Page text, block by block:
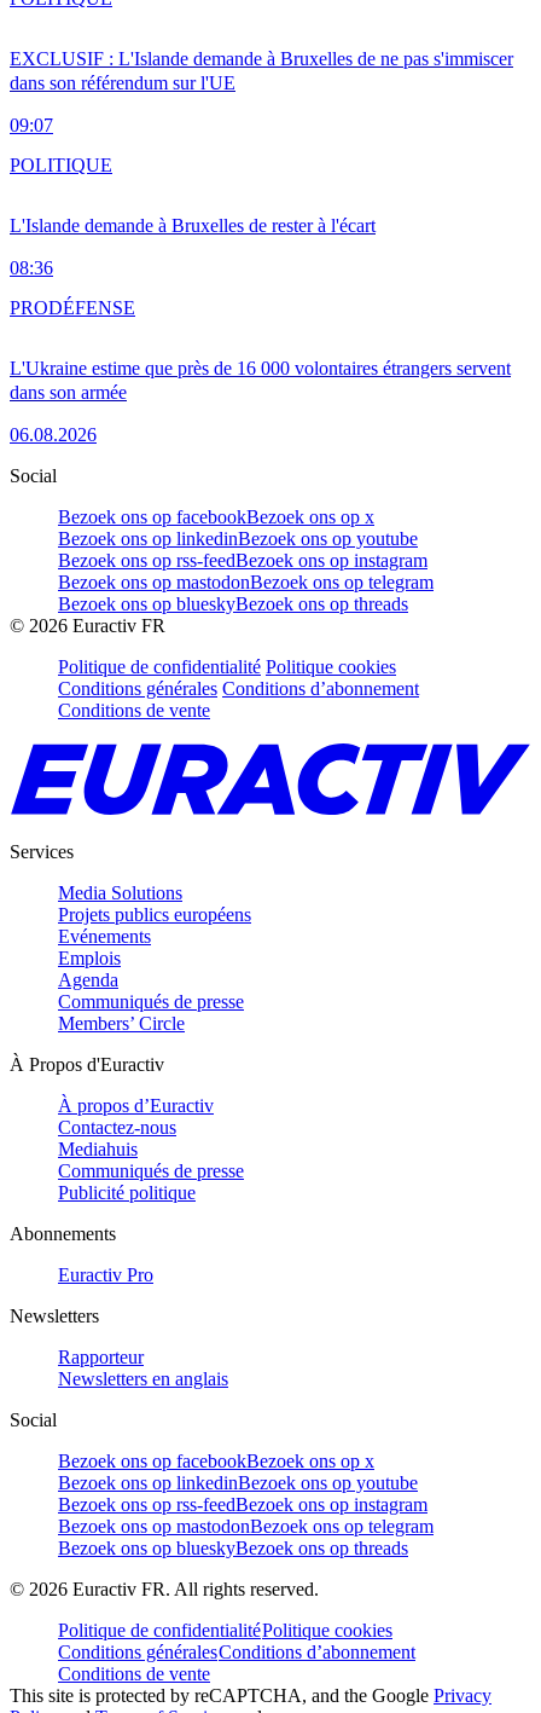
EXCLUSIF : L'Islande demande à Bruxelles de ne pas s'immiscer
dans son référendum sur l'UE
09:07
L'Islande demande à Bruxelles de rester à l'écart
08:36
POLITIQUE
L'Ukraine estime que près de 16 000 volontaires étrangers servent
dans son armée
06.08.2026
PRODÉFENSE
Social
Bezoek ons op facebookBezoek ons op x
Bezoek ons op linkedinBezoek ons op youtube
Bezoek ons op rss-feedBezoek ons op instagram
Bezoek ons op mastodonBezoek ons op telegram
Bezoek ons op blueskyBezoek ons op threads
© 2026 Euractiv FR
Politique de confidentialité Politique cookies
Conditions générales Conditions d’abonnement
Conditions de vente
Services
Media Solutions
Projets publics européens
Evénements
Emplois
Agenda
Communiqués de presse
Members’ Circle
À Propos d'Euractiv
À propos d’Euractiv
Contactez-nous
Mediahuis
Communiqués de presse
Publicité politique
Abonnements
Euractiv Pro
Newsletters
Rapporteur
Newsletters en anglais
Social
Bezoek ons op facebookBezoek ons op x
Bezoek ons op linkedinBezoek ons op youtube
Bezoek ons op rss-feedBezoek ons op instagram
Bezoek ons op mastodonBezoek ons op telegram
Bezoek ons op blueskyBezoek ons op threads
© 2026 Euractiv FR. All rights reserved.
Politique de confidentialitéPolitique cookies
Conditions généralesConditions d’abonnement
Conditions de vente
This site is protected by reCAPTCHA, and the Google Privacy